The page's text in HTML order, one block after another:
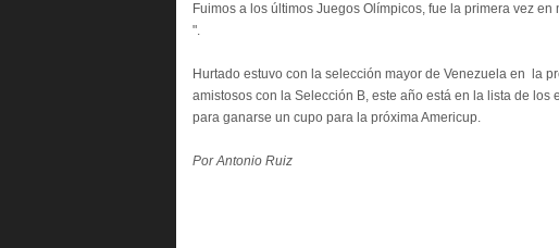
Fuimos a los últimos Juegos Olímpicos, fue la primera vez
".
Hurtado estuvo con la selección mayor de Venezuela en la
amistosos con la Selección B, este año está en la lista de
para ganarse un cupo para la próxima Americup.
Por Antonio Ruiz